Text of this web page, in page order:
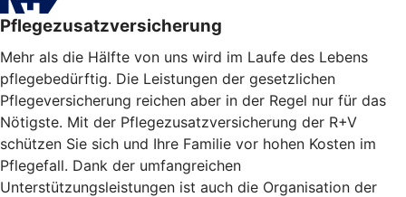
Pflegezusatzversicherung
Mehr als die Hälfte von uns wird im Laufe des Lebens
pflegebedürftig. Die Leistungen der gesetzlichen
Pflegeversicherung reichen aber in der Regel nur für das
Nötigste. Mit der Pflegezusatzversicherung der R+V
schützen Sie sich und Ihre Familie vor hohen Kosten im
Pflegefall. Dank der umfangreichen
Unterstützungsleistungen ist auch die Organisation der